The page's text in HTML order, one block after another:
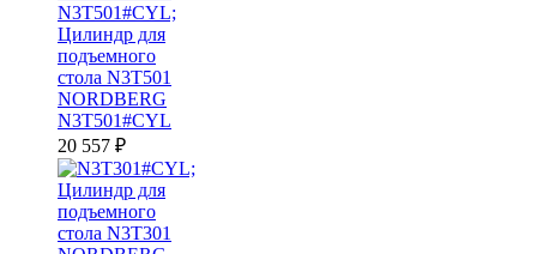
N3T501#CYL;
Цилиндр для
подъемного
стола N3T501
NORDBERG
N3T501#CYL
20 557 ₽